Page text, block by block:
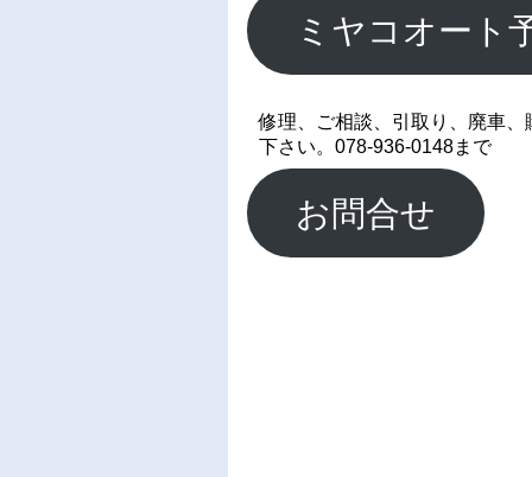
ミヤコオート
修理、ご相談、引取り、廃車
下さい。078-936-0148まで
お問合せ